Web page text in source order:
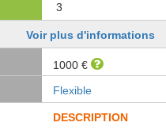
3
Voir plus d'informations
1000 €
Flexible
DESCRIPTION